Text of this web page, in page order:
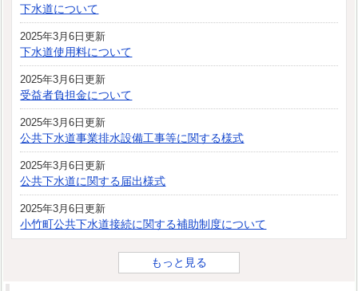
下水道について
2025年3月6日更新
下水道使用料について
2025年3月6日更新
受益者負担金について
2025年3月6日更新
公共下水道事業排水設備工事等に関する様式
2025年3月6日更新
公共下水道に関する届出様式
2025年3月6日更新
小竹町公共下水道接続に関する補助制度について
もっと見る